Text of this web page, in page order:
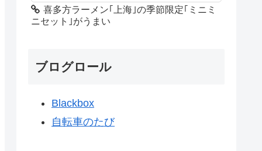
喜多方ラーメン｢上海｣の季節限定｢ミニミ
ニセット｣がうまい
ブログロール
Blackbox
自転車のたび